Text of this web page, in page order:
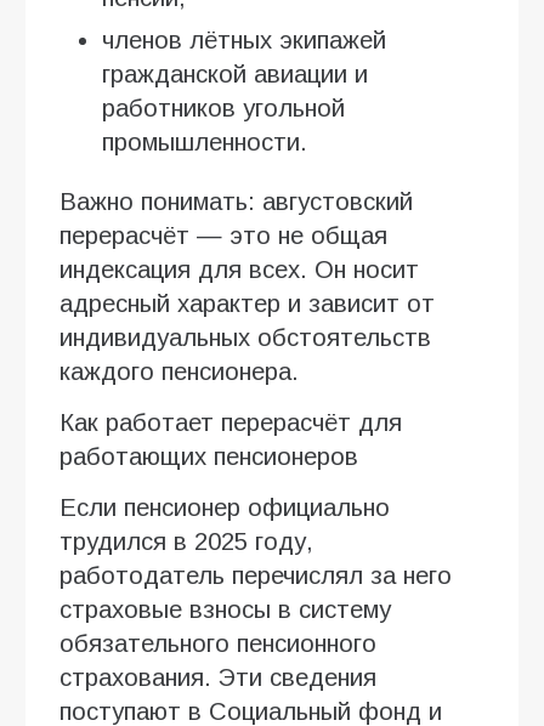
членов лётных экипажей
гражданской авиации и
работников угольной
промышленности.
Важно понимать: августовский
перерасчёт — это не общая
индексация для всех. Он носит
адресный характер и зависит от
индивидуальных обстоятельств
каждого пенсионера.
Как работает перерасчёт для
работающих пенсионеров
Если пенсионер официально
трудился в 2025 году,
работодатель перечислял за него
страховые взносы в систему
обязательного пенсионного
страхования. Эти сведения
поступают в Социальный фонд и